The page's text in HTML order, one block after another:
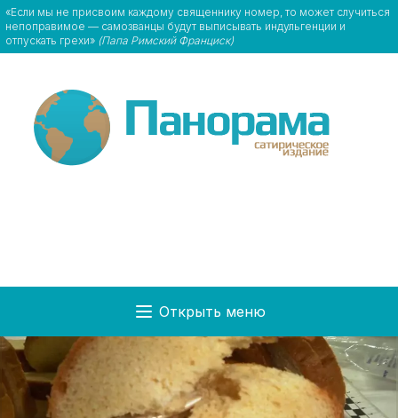
«Если мы не присвоим каждому священнику номер, то может случиться
непоправимое — самозванцы будут выписывать индульгенции и
отпускать грехи» (Папа Римский Франциск)
Открыть меню